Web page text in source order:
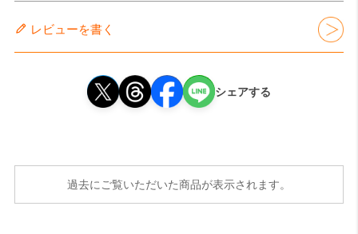
レビューを書く
シェアする
過去にご覧いただいた商品が表示されます。